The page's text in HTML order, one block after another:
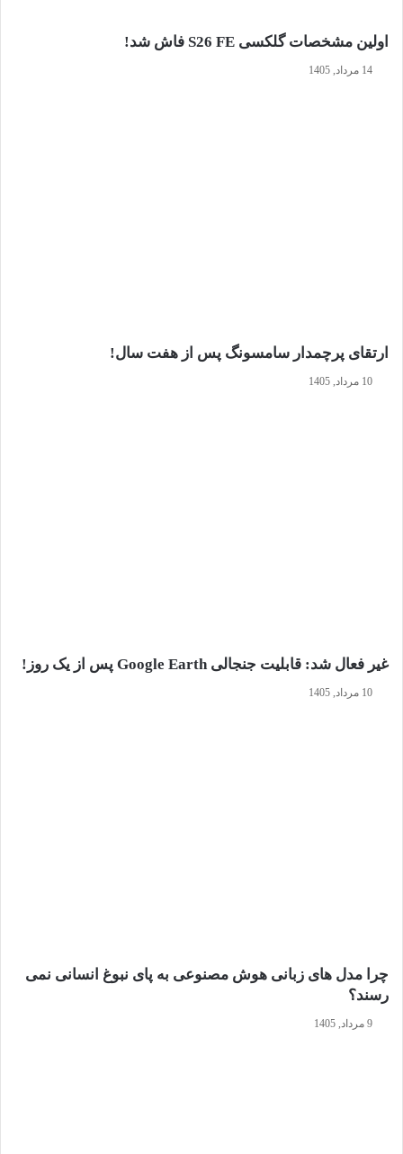
اولین مشخصات گلکسی S26 FE فاش شد!
14 مرداد, 1405
ارتقای پرچمدار سامسونگ پس از هفت سال!
10 مرداد, 1405
غیر فعال شد: قابلیت جنجالی Google Earth پس از یک روز!
10 مرداد, 1405
چرا مدل‌ های زبانی هوش مصنوعی به پای نبوغ انسانی نمی‌
رسند؟
9 مرداد, 1405